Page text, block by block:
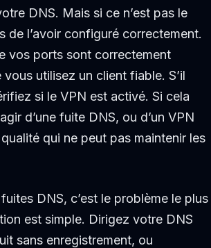
DNS. Mais si ce n’est pas le
de l’avoir configuré correctement.
vos ports sont correctement
utilisez un client fiable. S’il
si le VPN est activé. Si cela
d’une fuite DNS, ou d’un VPN
qui ne peut pas maintenir les
DNS, c’est le problème le plus
est simple. Dirigez votre DNS
sans enregistrement, ou